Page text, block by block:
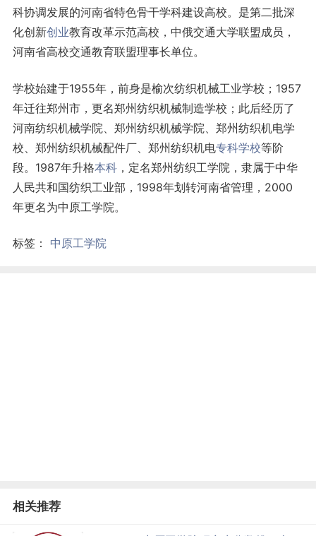
科协调发展的河南省特色骨干学科建设高校。是第二批深
化创新创业教育改革示范高校，中俄交通大学联盟成员，
河南省高校交通教育联盟理事长单位。
学校始建于1955年，前身是榆次纺织机械工业学校；1957
年迁往郑州市，更名郑州纺织机械制造学校；此后经历了
河南纺织机械学院、郑州纺织机械学院、郑州纺织机电学
校、郑州纺织机械配件厂、郑州纺织机电专科学校等阶
段。1987年升格本科，定名郑州纺织工学院，隶属于中华
人民共和国纺织工业部，1998年划转河南省管理，2000
年更名为中原工学院。
标签： 中原工学院
相关推荐